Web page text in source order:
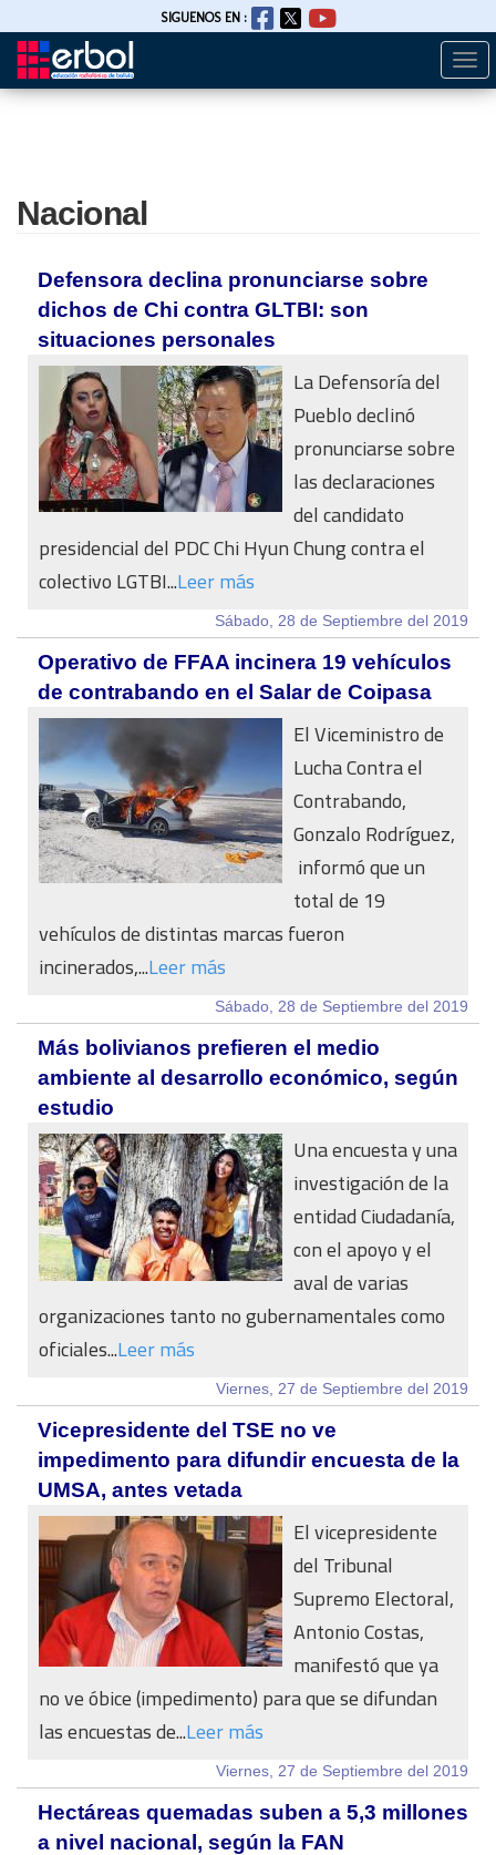
Pasar
SIGUENOS EN :
Nacional
Defensora declina pronunciarse sobre
dichos de Chi contra GLTBI: son
situaciones personales
La Defensoría del
Pueblo declinó
pronunciarse sobre
las declaraciones
del candidato
presidencial del PDC Chi Hyun Chung contra el
colectivo LGTBI...Leer más
Sábado, 28 de Septiembre del 2019
Operativo de FFAA incinera 19 vehículos
de contrabando en el Salar de Coipasa
El Viceministro de
Lucha Contra el
Contrabando,
Gonzalo Rodríguez,
informó que un
total de 19
vehículos de distintas marcas fueron
incinerados,...Leer más
Sábado, 28 de Septiembre del 2019
Más bolivianos prefieren el medio
ambiente al desarrollo económico, según
estudio
Una encuesta y una
investigación de la
entidad Ciudadanía,
con el apoyo y el
aval de varias
organizaciones tanto no gubernamentales como
oficiales...Leer más
Viernes, 27 de Septiembre del 2019
Vicepresidente del TSE no ve
impedimento para difundir encuesta de la
UMSA, antes vetada
El vicepresidente
del Tribunal
Supremo Electoral,
Antonio Costas,
manifestó que ya
no ve óbice (impedimento) para que se difundan
las encuestas de...Leer más
Viernes, 27 de Septiembre del 2019
Hectáreas quemadas suben a 5,3 millones
a nivel nacional, según la FAN